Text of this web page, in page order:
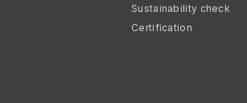
Sustainability check
Certification